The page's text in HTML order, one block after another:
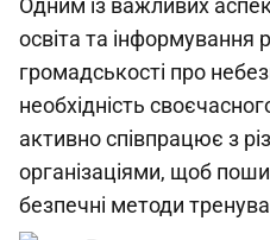
освіта та інформування
громадськості про
необхідність
активно співпрацює з
організаціями, щоб
безпечні методи